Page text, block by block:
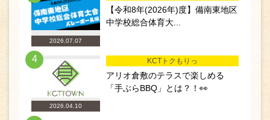
2026.07.07
【令和8年(2026年)度】備南東地区
中学校総合体育大...
4
2026.04.10
KCTトクもりっ
アリオ倉敷のテラスで楽しめる
「手ぶらBBQ」とは？！👀